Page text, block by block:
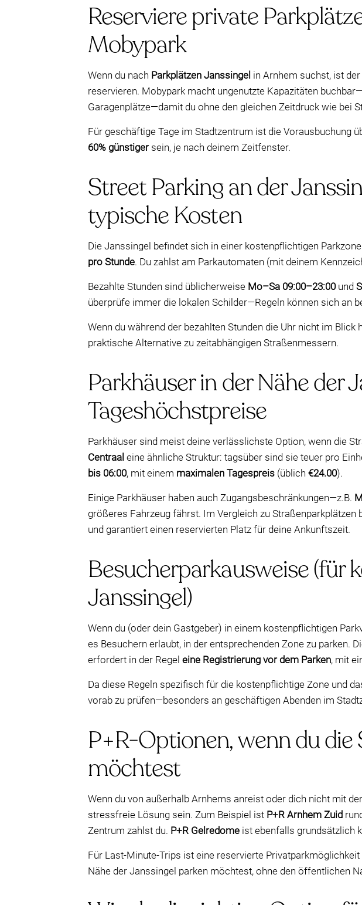
Reserviere private
Mobypark
Wenn du nach Parkplätzen Janssingel in Arnhem suchst, ist
reservieren. Mobypark macht ungenutzte Kapazitäten
Garagenplätze—damit du ohne den gleichen Zeitdruck wie bei
Für geschäftige Tage im Stadtzentrum ist die Vorausbuchung
60% günstigersein, je nach deinem Zeitfenster.
Street Parking an der
typische Kosten
Die Janssingel befindet sich in einer kostenpflichtigen
pro Stunde. Du zahlst am Parkautomaten (mit deinem
Bezahlte Stunden sind üblicherweise Mo–Sa 09:00–23:00und
überprüfe immer die lokalen Schilder—Regeln können sich an
Wenn du während der bezahlten Stunden die Uhr nicht im
praktische Alternative zu zeitabhängigen Straßenmessern.
Parkhäuser in der Nähe der
Tageshöchstpreise
Parkhäuser sind meist deine verlässlichste Option, wenn die
Centraal eine ähnliche Struktur: tagsüber sind sie teuer pro
bis 06:00, mit einem maximalen Tagespreis (üblich €24.00).
Einige Parkhäuser haben auch Zugangsbeschränkungen—z.B.
größeres Fahrzeug fährst. Im Vergleich zu Straßenparkplätzen
und garantiert einen reservierten Platz für deine Ankunftszeit.
Besucherparkausweise (für
Janssingel)
Wenn du (oder dein Gastgeber) in einem kostenpflichtigen
es Besuchern erlaubt, in der entsprechenden Zone zu parken.
erfordert in der Regel eine Registrierung vor dem Parken, mit
Da diese Regeln spezifisch für die kostenpflichtige Zone und
vorab zu prüfen—besonders an geschäftigen Abenden im
P+R-Optionen, wenn du
möchtest
Wenn du von außerhalb Arnhems anreist oder dich nicht mit
stressfreie Lösung sein. Zum Beispiel ist P+R Arnhem Zuid
Zentrum zahlst du. P+R Gelredome ist ebenfalls grundsätzlich
Für Last-Minute-Trips ist eine reservierte Privatparkmöglichkeit
Nähe der Janssingel parken möchtest, ohne den öffentlichen